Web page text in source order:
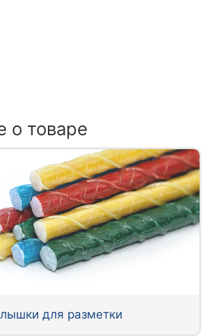
о товаре
для разметки